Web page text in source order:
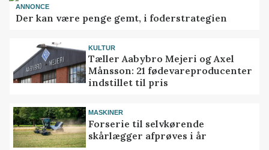
ANNONCE
Der kan være penge gemt, i foderstrategien
KULTUR
Tæller Aabybro Mejeri og Axel
Månsson: 21 fødevareproducenter
indstillet til pris
MASKINER
Forserie til selvkørende
skårlægger afprøves i år